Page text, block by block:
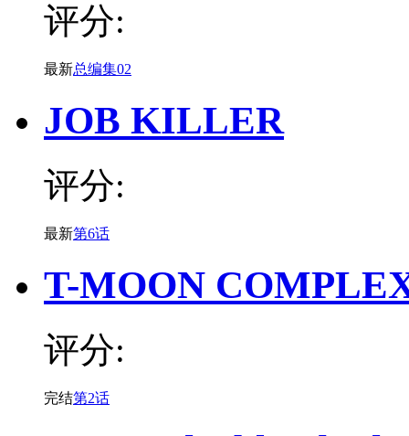
评分:
最新总编集02
JOB KILLER
评分:
最新第6话
T-MOON
评分:
完结第2话